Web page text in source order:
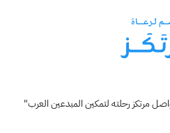
مرتكز رحلته لتمكين المبدعين العرب"